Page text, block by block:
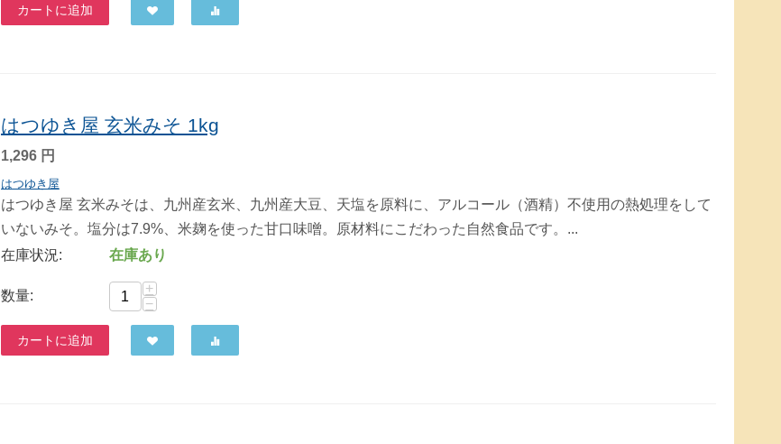
カートに追加
はつゆき屋 玄米みそ 1kg
1,296 円
はつゆき屋
はつゆき屋 玄米みそは、九州産玄米、九州産大豆、天塩を原料に、アルコール（酒精）不使用の熱処理をして
いないみそ。塩分は7.9%、米麹を使った甘口味噌。原材料にこだわった自然食品です。...
在庫状況:
在庫あり
数量:
+
−
カートに追加